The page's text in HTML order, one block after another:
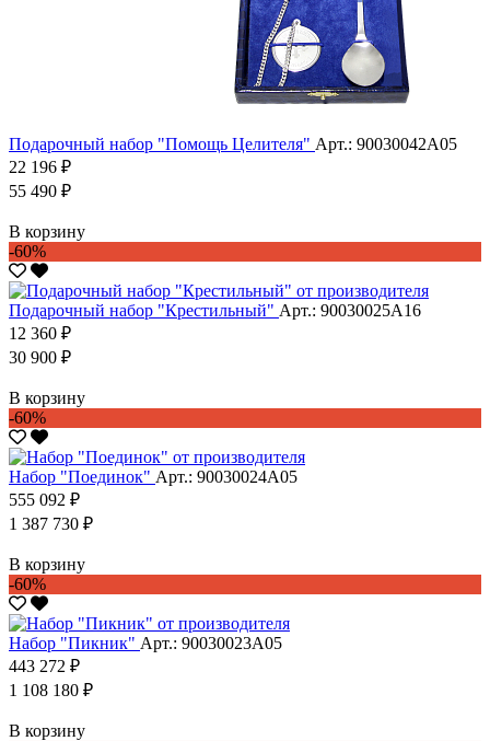
Подарочный набор "Помощь Целителя" Арт.: 90030042А05
22 196 ₽
55 490 ₽
В корзину
-60%
Подарочный набор "Крестильный" Арт.: 90030025А16
12 360 ₽
30 900 ₽
В корзину
-60%
Набор "Поединок" Арт.: 90030024А05
555 092 ₽
1 387 730 ₽
В корзину
-60%
Набор "Пикник" Арт.: 90030023А05
443 272 ₽
1 108 180 ₽
В корзину